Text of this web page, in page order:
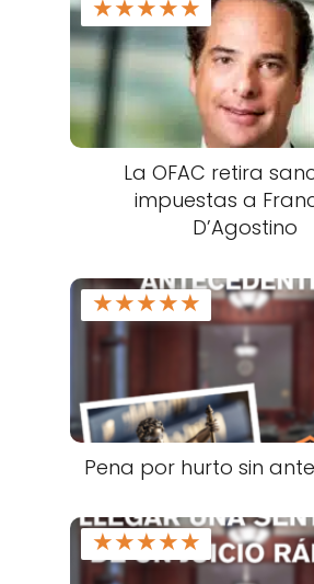
★★★★★
La OFAC retira
impuestas a
D’Agostino
★★★★★
Pena por hurto sin
★★★★★